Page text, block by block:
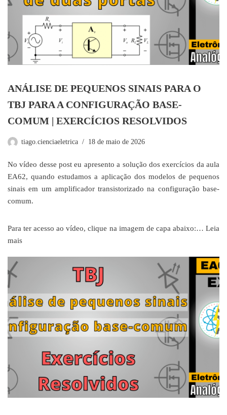
ANÁLISE DE PEQUENOS SINAIS PARA O
TBJ PARA A CONFIGURAÇÃO BASE-
COMUM | EXERCÍCIOS RESOLVIDOS
tiago.cienciaeletrica 18 de maio de 2026
No vídeo desse post eu apresento a solução dos exercícios da aula
EA62, quando estudamos a aplicação dos modelos de pequenos
sinais em um amplificador transistorizado na configuração base-
comum.
Para ter acesso ao vídeo, clique na imagem de capa abaixo:… Leia
mais